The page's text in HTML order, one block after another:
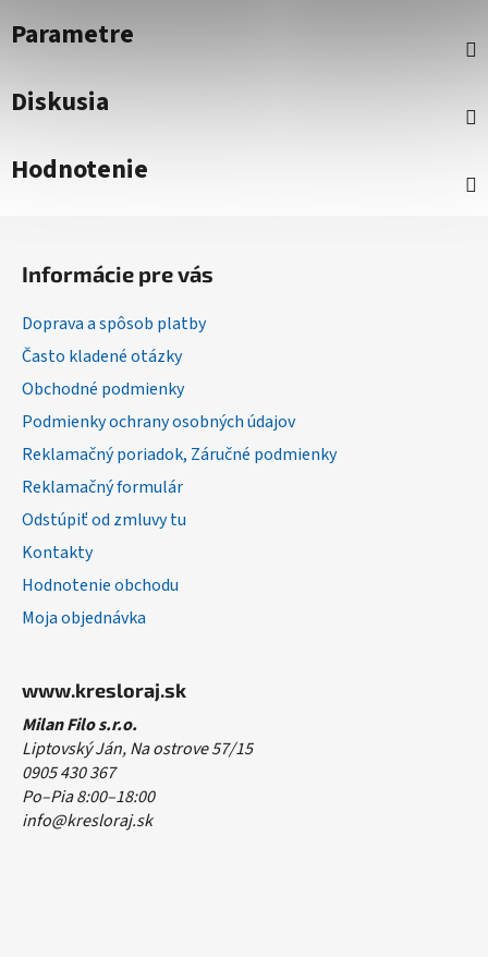
Parametre
Diskusia
Hodnotenie
Informácie pre vás
Doprava a spôsob platby
Často kladené otázky
Obchodné podmienky
Podmienky ochrany osobných údajov
Reklamačný poriadok, Záručné podmienky
Reklamačný formulár
Odstúpiť od zmluvy tu
Kontakty
Hodnotenie obchodu
Moja objednávka
www.kresloraj.sk
Milan Filo s.r.o.
Liptovský Ján, Na ostrove 57/15
0905 430 367
Po–Pia 8:00–18:00
info@kresloraj.sk